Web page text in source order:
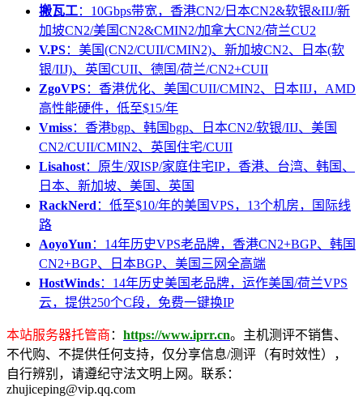
搬瓦工：10Gbps带宽，香港CN2/日本CN2&软银&IIJ/新
加坡CN2/美国CN2&CMIN2/加拿大CN2/荷兰CU2
V.PS：美国(CN2/CUII/CMIN2)、新加坡CN2、日本(软
银/IIJ)、英国CUII、德国/荷兰/CN2+CUII
ZgoVPS：香港优化、美国CUII/CMIN2、日本IIJ，AMD
高性能硬件，低至$15/年
Vmiss：香港bgp、韩国bgp、日本CN2/软银/IIJ、美国
CN2/CUII/CMIN2、英国住宅/CUII
Lisahost：原生/双ISP/家庭住宅IP，香港、台湾、韩国、
日本、新加坡、美国、英国
RackNerd ：低至$10/年的美国VPS，13个机房，国际线
路
AoyoYun ：14年历史VPS老品牌，香港CN2+BGP、韩国
CN2+BGP、日本BGP、美国三网全高端
HostWinds：14年历史美国老品牌，运作美国/荷兰VPS
云，提供250个C段，免费一键换IP
本站服务器托管商 ： https://www.iprr.cn。主机测评不销售、
不代购、不提供任何支持，仅分享信息/测评（有时效性），
自行辨别，请遵纪守法文明上网。联系：
zhujiceping@vip.qq.com